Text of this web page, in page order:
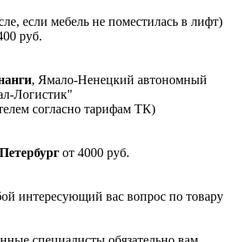
если мебель не поместилась в лифт)
руб.
, Ямало-Ненецкий автономный
Логистик"
согласно тарифам ТК)
от 4000 руб.
интересующий вас вопрос по товару